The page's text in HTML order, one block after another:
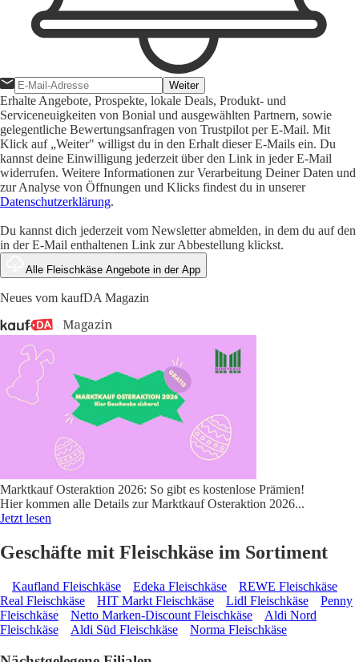
Weiter
Erhalte Angebote, Prospekte, lokale Deals, Produkt- und
Serviceneuigkeiten von Bonial und ausgewählten Partnern, sowie
gelegentliche Bewertungsanfragen von Trustpilot per E-Mail. Mit
Klick auf „Weiter" willigst du in den Erhalt dieser E-Mails ein. Du
kannst deine Einwilligung jederzeit über den Link in jeder E-Mail
widerrufen. Weitere Informationen zur Verarbeitung Deiner Daten und
zur Analyse von Öffnungen und Klicks findest du in unserer
Datenschutzerklärung.
Du kannst dich jederzeit vom Newsletter abmelden, in dem du auf den
in der E-Mail enthaltenen Link zur Abbestellung klickst.
Alle Fleischkäse Angebote in der App
Neues vom kaufDA Magazin
Marktkauf Osteraktion 2026: So gibt es kostenlose Prämien!
Hier kommen alle Details zur Marktkauf Osteraktion 2026...
Jetzt lesen
Geschäfte mit Fleischkäse im Sortiment
Kaufland Fleischkäse Edeka Fleischkäse
REWE Fleischkäse
Real Fleischkäse
HIT Markt Fleischkäse Lidl Fleischkäse
Penny
Fleischkäse
Netto Marken-Discount Fleischkäse
Aldi Nord
Fleischkäse
Aldi Süd Fleischkäse Norma Fleischkäse